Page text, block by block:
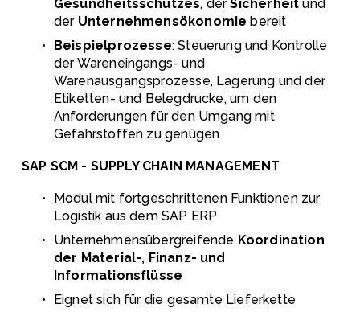
Gesundheitsschutzes, der Sicherheit und
der Unternehmensökonomie bereit
Beispielprozesse: Steuerung und Kontrolle
der Wareneingangs- und
Warenausgangsprozesse, Lagerung und der
Etiketten- und Belegdrucke, um den
Anforderungen für den Umgang mit
Gefahrstoffen zu genügen
SAP SCM - SUPPLY CHAIN MANAGEMENT
Modul mit fortgeschrittenen Funktionen zur
Logistik aus dem SAP ERP
Unternehmensübergreifende Koordination
der Material-, Finanz- und
Informationsflüsse
Eignet sich für die gesamte Lieferkette